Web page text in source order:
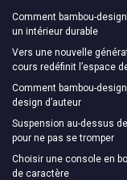
Comment bambou-
un intérieur durable
Vers une nouvelle
cours redéfinit l’espace
Comment bambou-
design d’auteur
Suspension au-dessus
pour ne pas se tromper
Choisir une console en
de caractère